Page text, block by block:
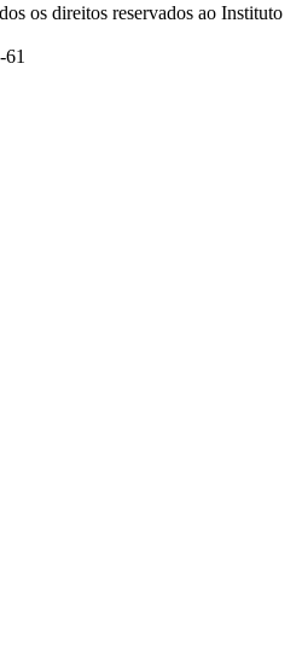
os direitos reservados ao Instituto